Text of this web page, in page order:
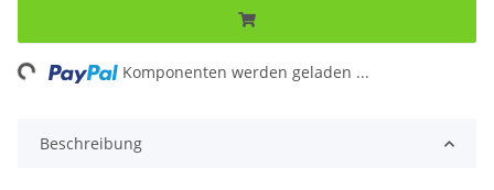
Komponenten werden geladen ...
Beschreibung